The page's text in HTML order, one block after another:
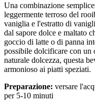
Una combinazione
leggermente terroso del
vaniglia e l'estratto di
dal sapore dolce e maltato
goccio di latte o di panna
possibile dolcificare con un
naturale dolcezza, questa
armonioso ai piatti speziati.
Preparazione: versare
per 5-10 minuti